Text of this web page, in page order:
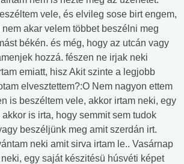
vele, és elvileg sose birt engem,
akar velem többet beszélni meg
békén. és még, hogy az utcán vagy
hozzá. fészen ne irjak neki
emiatt, hisz Akit szinte a legjobb
elvesztettem?:O Nem nagyon ettem
is beszéltem vele, akkor irtam neki, egy
is irta, hogy semmit sem tudok
beszéljünk meg amit szerdán irt.
neki amit sirva irtam le.. Vasárnap
egy saját készitésü húsvéti képet